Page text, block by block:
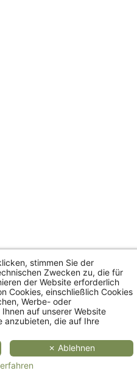
stimmen Sie der
Zwecken zu, die für
der Website erforderlich
Cookies, einschließlich Cookies
Werbe- oder
auf unserer Website
anzubieten, die auf Ihre
✗ Ablehnen